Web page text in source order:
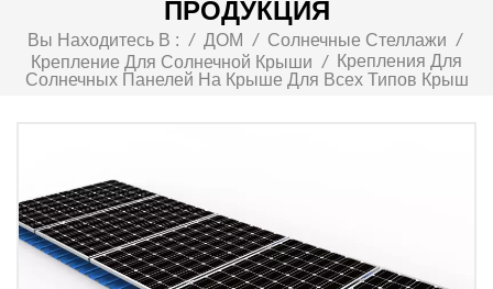
ПРОДУКЦИЯ
Вы Находитесь В : / ДОМ / Солнечные Стеллажи /
Крепление Для Солнечной Крыши /
Крепления Для
Солнечных Панелей На Крыше Для Всех Типов Крыш